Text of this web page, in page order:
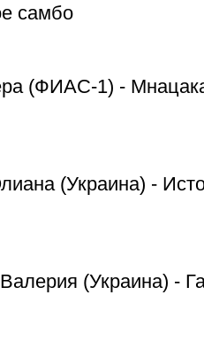
самбо
(ФИАС-1) -
(Украина) -
(Украина) -